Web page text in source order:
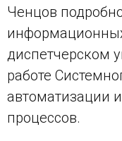
Ченцов
диспетчерском
работе
автоматизации
процессов.